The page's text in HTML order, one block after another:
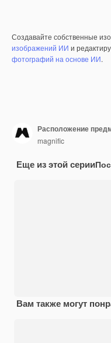
Создавайте собственные
изображений ИИ и
фотографий на основе ИИ.
Расположение
magnific
Еще из этой серии
Вам также могут